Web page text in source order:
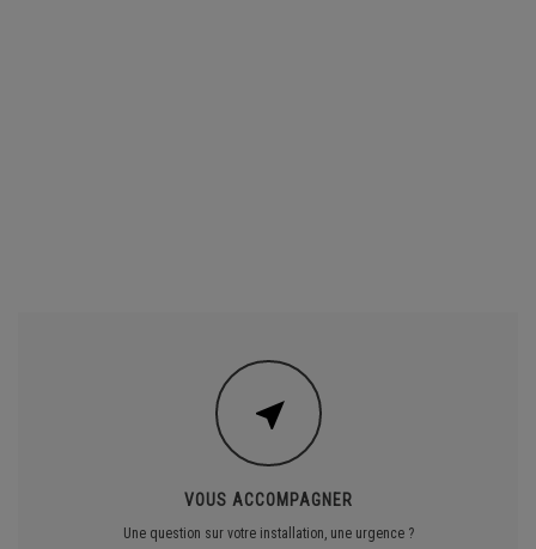
VOUS ACCOMPAGNER
Une question sur votre installation, une urgence ?